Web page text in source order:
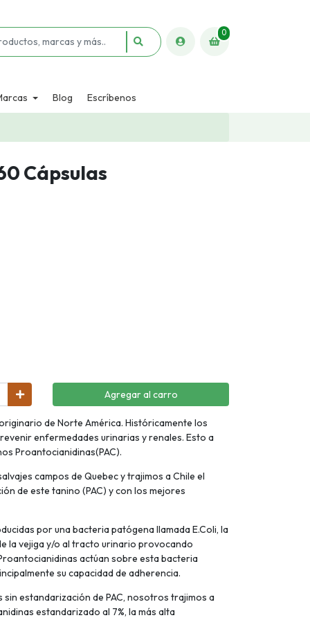
0
Blog Escríbenos
Cápsulas
Agregar al carro
de Norte América. Históricamente los
enfermedades urinarias y renales. Esto a
Proantocianidinas(PAC).
campos de Quebec y trajimos a Chile el
de este tanino (PAC) y con los mejores
por una bacteria patógena llamada E.Coli, la
la vejiga y/o al tracto urinario provocando
actúan sobre esta bacteria
su capacidad de adherencia.
estandarización de PAC, nosotros trajimos a
estandarizado al 7%, la más alta